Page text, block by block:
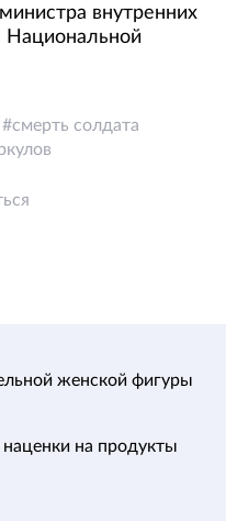
внутренних
смерть солдата
женской фигуры
на продукты